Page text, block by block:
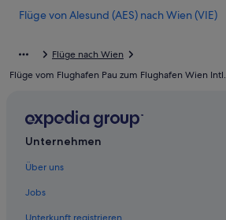
Flüge von Alesund (AES) nach Wien (VIE)
Flüge von Auckland (AKL) nach Wien (VIE)
Flüge von Eskişehir (AOE) nach Wien (VIE)
Flüge nach Wien
Flüge vom Flughafen Pau zum Flughafen Wien Intl.
Unternehmen
Über uns
Jobs